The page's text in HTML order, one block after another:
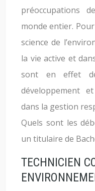
préoccupations
monde entier.
science de
la vie active et
sont en effet
développement
dans la gestion
Quels sont les
un titulaire de
TECHNICIEN